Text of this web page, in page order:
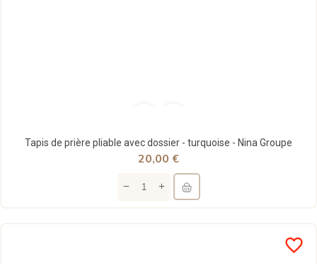
Tapis de prière pliable avec dossier - turquoise - Nina Groupe
20,00 €
favorite_border